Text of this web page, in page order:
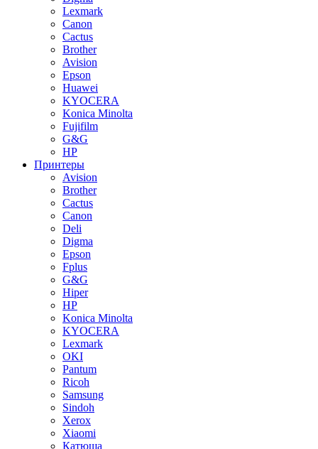
Lexmark
Canon
Cactus
Brother
Avision
Epson
Huawei
KYOCERA
Konica Minolta
Fujifilm
G&G
HP
Принтеры
Avision
Brother
Cactus
Canon
Deli
Digma
Epson
Fplus
G&G
Hiper
HP
Konica Minolta
KYOCERA
Lexmark
OKI
Pantum
Ricoh
Samsung
Sindoh
Xerox
Xiaomi
Катюша